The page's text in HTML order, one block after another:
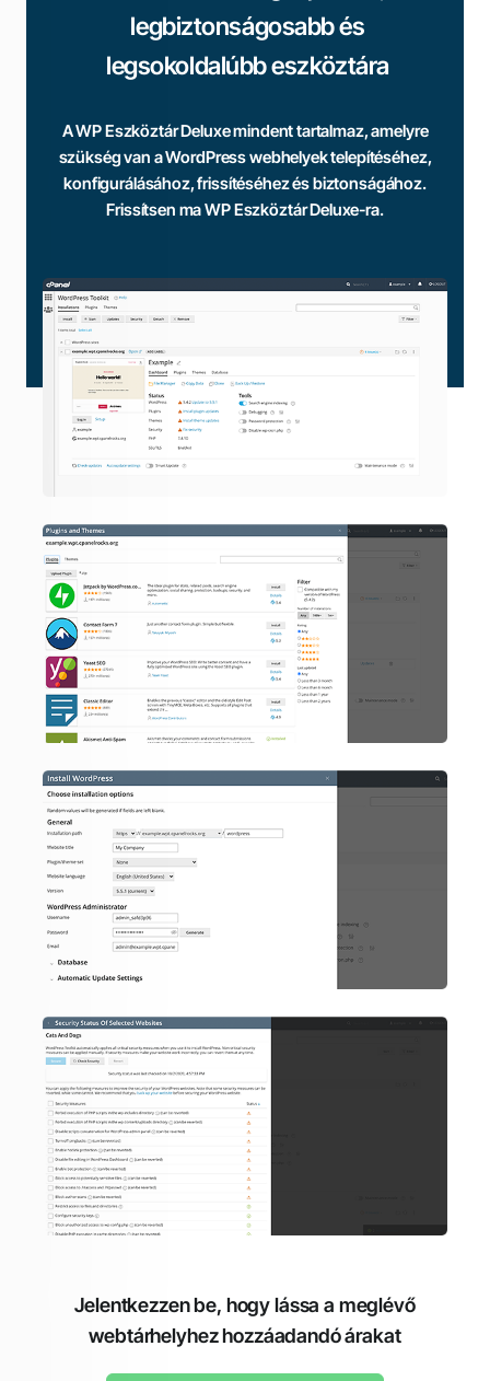
legbiztonságosabb és
legsokoldalúbb eszköztára
A WP Eszköztár Deluxe mindent tartalmaz, amelyre
szükség van a WordPress webhelyek telepítéséhez,
konfigurálásához, frissítéséhez és biztonságához.
Frissítsen ma WP Eszköztár Deluxe-ra.
Jelentkezzen be, hogy lássa a meglévő
webtárhelyhez hozzáadandó árakat